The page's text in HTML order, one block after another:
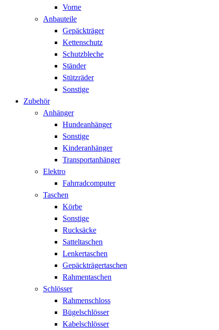
Vorne
Anbauteile
Gepäckträger
Kettenschutz
Schutzbleche
Ständer
Stützräder
Sonstige
Zubehör
Anhänger
Hundeanhänger
Sonstige
Kinderanhänger
Transportanhänger
Elektro
Fahrradcomputer
Taschen
Körbe
Sonstige
Rucksäcke
Satteltaschen
Lenkertaschen
Gepäckträgertaschen
Rahmentaschen
Schlösser
Rahmenschloss
Bügelschlösser
Kabelschlösser